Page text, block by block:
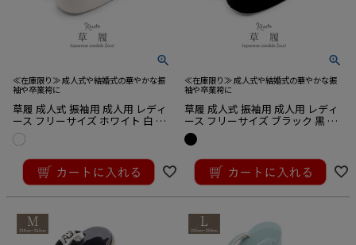
≪在庫限り≫ 成人式や結婚式の華やかな振
袖や卒業袴に
草履 成人式 振袖用 成人用 レディ
ース フリーサイズ ホワイト 白 黒
レース ベロア調 起毛 1枚芯 厚底
16,500税込
≪在庫限り≫ 成人式や結婚式の華やかな振
袖や卒業袴に
草履 成人式 振袖用 成人用 レディ
ース フリーサイズ ブラック 黒 白
レース ベロア調 起毛 1枚芯 厚底
16,500税込